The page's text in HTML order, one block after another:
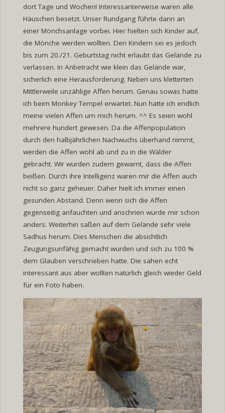
dort Tage und Wochen! Interessanterweise waren alle
Häuschen besetzt. Unser Rundgang führte dann an
einer Mönchsanlage vorbei. Hier hielten sich Kinder auf,
die Mönche werden wollten. Den Kindern sei es jedoch
bis zum 20./21. Geburtstag nicht erlaubt das Gelände zu
verlassen. In Anbetracht wie klein das Gelände war,
sicherlich eine Herausforderung. Neben uns kletterten
Mittlerweile unzählige Affen herum. Genau sowas hatte
ich beim Monkey Tempel erwartet. Nun hatte ich endlich
meine vielen Affen um mich herum. ^^ Es seien wohl
mehrere hundert gewesen. Da die Affenpopulation
durch den halbjährlichen Nachwuchs überhand nimmt,
werden die Affen wohl ab und zu in die Wälder
gebracht. Wir wurden zudem gewarnt, dass die Affen
beißen. Durch ihre Intelligenz waren mir die Affen auch
nicht so ganz geheuer. Daher hielt ich immer einen
gesunden Abstand. Denn wenn sich die Affen
gegenseitig anfauchten und anschrien wurde mir schon
anders. Weiterhin saßen auf dem Gelände sehr viele
Sadhus herum. Dies Menschen die absichtlich
Zeugungsunfähig gemacht wurden und sich zu 100 %
dem Glauben verschrieben hatte. Die sahen echt
interessant aus aber wollten natürlich gleich wieder Geld
für ein Foto haben.